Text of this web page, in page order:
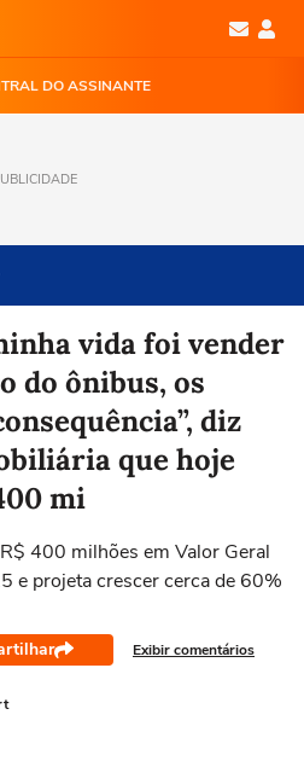
DO ASSINANTE
vida foi vender
do ônibus, os
diz
que hoje
mi
400 milhões em Valor Geral
e projeta crescer cerca de 60%
Exibir comentários